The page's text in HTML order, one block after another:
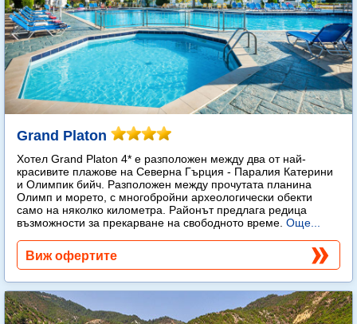
Grand Platon
Хотел Grand Platon 4* е разположен между два от най-
красивите плажове на Северна Гърция - Паралия Катерини
и Олимпик бийч. Разположен между прочутата планина
Олимп и морето, с многобройни археологически обекти
само на няколко километра. Районът предлага редица
възможности за прекарване на свободното време. Още...
Виж офертите